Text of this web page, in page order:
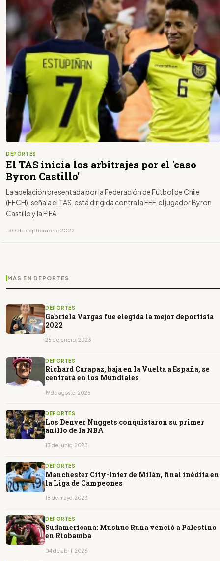
DEPORTES
El TAS inicia los arbitrajes por el 'caso
Byron Castillo'
La apelación presentada por la Federación de Fútbol de Chile
(FFCH), señala el TAS, está dirigida contra la FEF, el jugador Byron
Castillo y la FIFA
· 30 de septiembre, 2022
MÁS EN DEPORTES
DEPORTES
Gabriela Vargas fue elegida la mejor deportista
2022
25 de enero, 2023
DEPORTES
Richard Carapaz, baja en la Vuelta a España, se
centrará en los Mundiales
19 de agosto, 2025
DEPORTES
Los Denver Nuggets conquistaron su primer
anillo de la NBA
13 de junio, 2023
DEPORTES
Manchester City-Inter de Milán, final inédita en
la Liga de Campeones
18 de mayo, 2023
DEPORTES
Sudamericana: Mushuc Runa venció a Palestino
en Riobamba
04 de abril, 2025